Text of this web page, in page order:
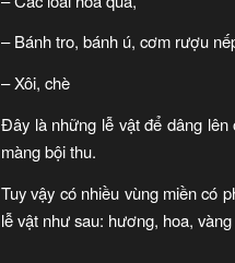
– Bánh tro, bánh ú, cơm rượu
– Xôi, chè
Đây là những lễ vật để dâng lên
màng bội thu.
Tuy vậy có nhiều vùng miền có
lễ vật như sau: hương, hoa,